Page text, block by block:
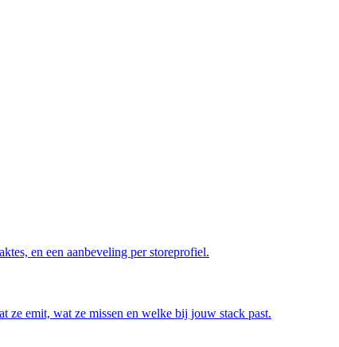
en een aanbeveling per storeprofiel.
ze emit, wat ze missen en welke bij jouw stack past.